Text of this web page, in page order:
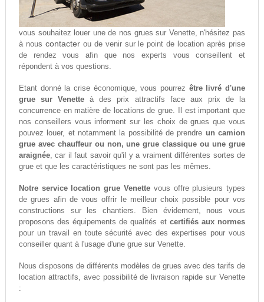
vous souhaitez louer une de nos grues sur Venette, n'hésitez pas
à nous contacterou de venir sur le point de location après prise
de rendez vous afin que nos experts vous conseillent et
répondent à vos questions.
Etant donné la crise économique, vous pourrez être livré d'une
grue sur Venette à des prix attractifs face aux prix de la
concurrence en matière de locations de grue. Il est important que
nos conseillers vous informent sur les choix de grues que vous
pouvez louer, et notamment la possibilité de prendre un camion
grue avec chauffeur ou non, une grue classique ou une grue
araignée, car il faut savoir qu'il y a vraiment différentes sortes de
grue et que les caractéristiques ne sont pas les mêmes.
Notre service location grue Venette vous offre plusieurs types
de grues afin de vous offrir le meilleur choix possible pour vos
constructions sur les chantiers. Bien évidement, nous vous
proposons des équipements de qualités et certifiés aux normes
pour un travail en toute sécurité avec des expertises pour vous
conseiller quant à l'usage d'une grue sur Venette.
Nous disposons de différents modèles de grues avec des tarifs de
location attractifs, avec possibilité de livraison rapide sur Venette
: